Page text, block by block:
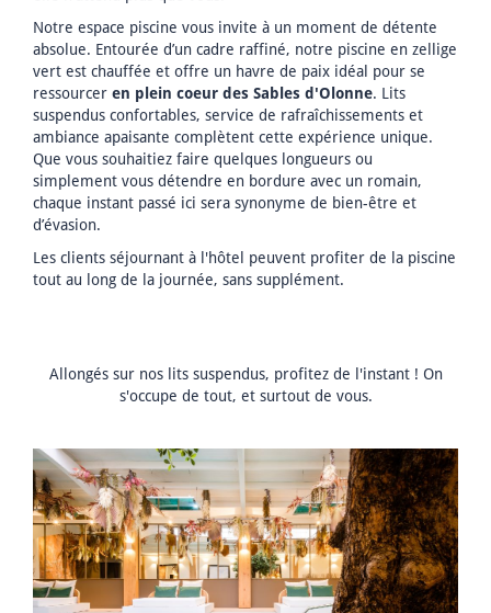
Notre espace piscine vous invite à un moment de détente
absolue. Entourée d’un cadre raffiné, notre piscine en zellige
vert est chauffée et offre un havre de paix idéal pour se
ressourcer en plein coeur des Sables d'Olonne. Lits
suspendus confortables, service de rafraîchissements et
ambiance apaisante complètent cette expérience unique.
Que vous souhaitiez faire quelques longueurs ou
simplement vous détendre en bordure avec un romain,
chaque instant passé ici sera synonyme de bien-être et
d’évasion.
Les clients séjournant à l'hôtel peuvent profiter de la piscine
tout au long de la journée, sans supplément.
Allongés sur nos lits suspendus, profitez de l'instant ! On
s'occupe de tout, et surtout de vous.